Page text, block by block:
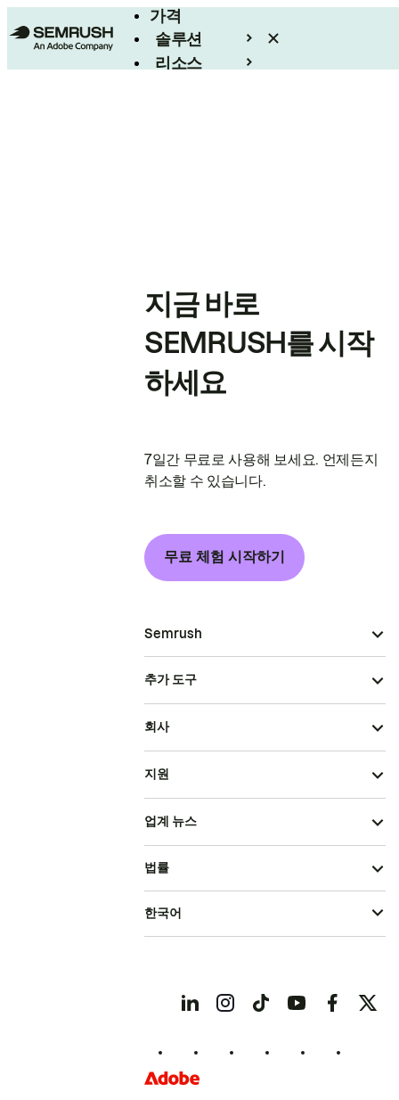
가격
솔루션
리소스
지금 바로
SEMRUSH를 시작
하세요
7일간 무료로 사용해 보세요. 언제든지
취소할 수 있습니다.
무료 체험 시작하기
Semrush
추가 도구
회사
지원
업계 뉴스
법률
한국어